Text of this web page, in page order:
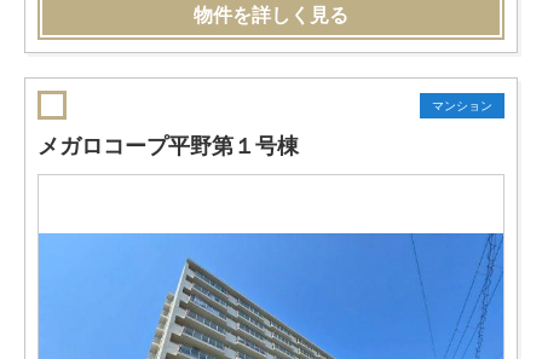
物件を詳しく見る
マンション
メガロコープ平野第１号棟